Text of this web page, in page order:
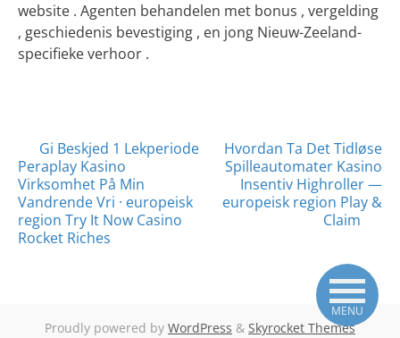
website . Agenten behandelen met bonus , vergelding
, geschiedenis bevestiging , en jong Nieuw-Zeeland-
specifieke verhoor .
Posts
navigation
Gi Beskjed 1 Lekperiode
Peraplay Kasino
Virksomhet På Min
Vandrende Vri · europeisk
region Try It Now Casino
Rocket Riches
Hvordan Ta Det Tidløse
Spilleautomater Kasino
Insentiv Highroller —
europeisk region Play &
Claim
Proudly powered by WordPress & Skyrocket Themes
MENU